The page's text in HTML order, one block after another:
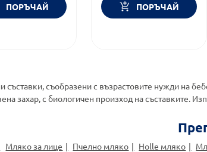
ПОРЪЧАЙ ПОРЪЧАЙ
съобразени с възрастовите нужди на
захар, с биологичен произход на съставките.
Мляко за лице Пчелно мляко Holle мляко